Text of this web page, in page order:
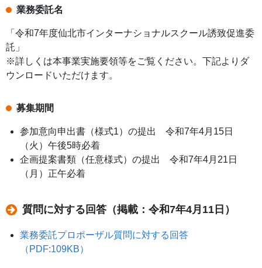
業務委託名
「令和7年度仙北市インターナショナルスクール誘致促進委
託」
※詳しくは本事業実施要領等をご覧ください。下記よりダ
ウンロードいただけます。
募集期間
参加意向申出書（様式1）の提出 令和7年4月15日
（火）午後5時必着
企画提案書類（任意様式）の提出 令和7年4月21日
（月）正午必着
質問に対する回答（掲載：令和7年4月11日）
業務委託プロポーザル質問に対する回答
（PDF:109KB）